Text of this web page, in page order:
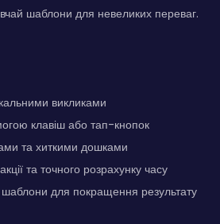
шаблони для невеликих переваг.
викликами
клавіш або тап-кнопок
та хиткими дошками
та точного розрахунку часу
для покращення результату